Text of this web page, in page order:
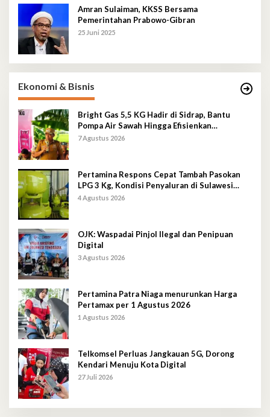
Amran Sulaiman, KKSS Bersama
Pemerintahan Prabowo-Gibran
25 Juni 2025
Ekonomi & Bisnis
Bright Gas 5,5 KG Hadir di Sidrap, Bantu
Pompa Air Sawah Hingga Efisienkan
Penyaluran Elpiji 3 Kg
7 Agustus 2026
Pertamina Respons Cepat Tambah Pasokan
LPG 3 Kg, Kondisi Penyaluran di Sulawesi
Selatan Berlangsung Kondusif
4 Agustus 2026
OJK: Waspadai Pinjol Ilegal dan Penipuan
Digital
3 Agustus 2026
Pertamina Patra Niaga menurunkan Harga
Pertamax per 1 Agustus 2026
1 Agustus 2026
Telkomsel Perluas Jangkauan 5G, Dorong
Kendari Menuju Kota Digital
27 Juli 2026